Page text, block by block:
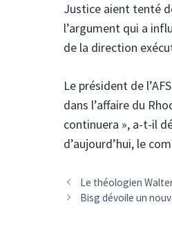
Justice aient tenté
l’argument qui a
de la direction
Le président de
dans l’affaire du
continuera », a-t-il
d’aujourd’hui, le
Le théologien
Bisg dévoile un